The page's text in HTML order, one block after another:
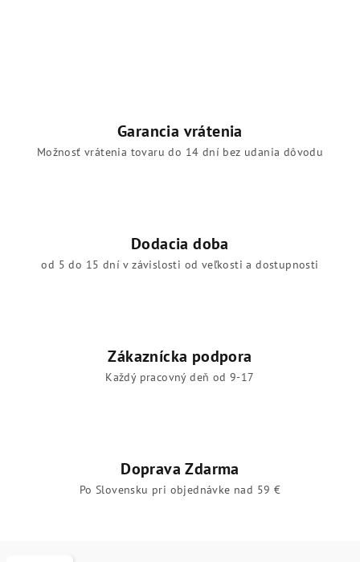
Garancia vrátenia
Možnosť vrátenia tovaru do 14 dní bez udania dôvodu
Dodacia doba
od 5 do 15 dní v závislosti od veľkosti a dostupnosti
Zákaznícka podpora
Každý pracovný deň od 9-17
Doprava Zdarma
Po Slovensku pri objednávke nad 59 €